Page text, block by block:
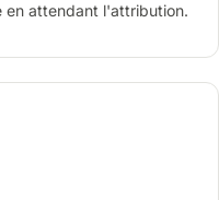
en attendant l'attribution.